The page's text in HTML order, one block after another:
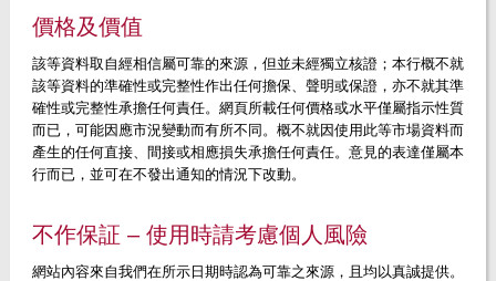
價格及價值
該等資料取自經相信屬可靠的來源，但並未經獨立核證；本行概不就
該等資料的準確性或完整性作出任何擔保、聲明或保證，亦不就其準
確性或完整性承擔任何責任。網頁所載任何價格或水平僅屬指示性質
而已，可能因應市況變動而有所不同。概不就因使用此等市場資料而
產生的任何直接、間接或相應損失承擔任何責任。意見的表達僅屬本
行而已，並可在不發出通知的情況下改動。
不作保証 – 使用時請考慮個人風險
網站內容來自我們在所示日期時認為可靠之來源，且均以真誠提供。